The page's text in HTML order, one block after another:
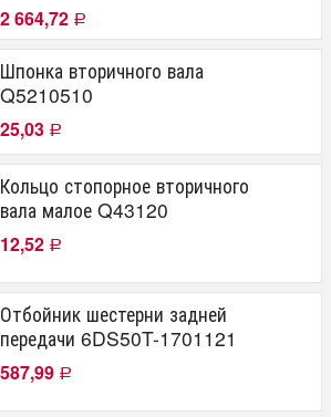
2 664,72 Р
Шпонка вторичного вала
Q5210510
25,03 Р
Кольцо стопорное вторичного
вала малое Q43120
12,52 Р
Отбойник шестерни задней
передачи 6DS50T-1701121
587,99 Р